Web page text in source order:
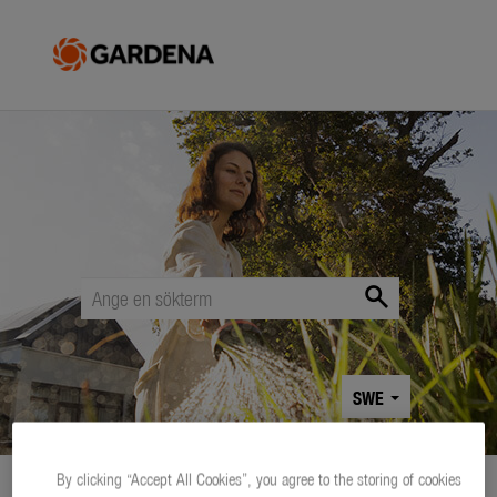
Pressmeddelanden
Produkter
Företag
Mediabank
Produkter
search
SWE
By clicking “Accept All Cookies”, you agree to the storing of cookies